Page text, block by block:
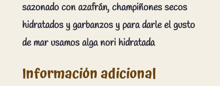
sazonado con azafrán, champiñones secos
hidratados y garbanzos y para darle el gusto
de mar usamos alga nori hidratada
Información adicional